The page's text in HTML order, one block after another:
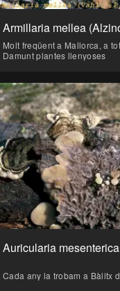
Damunt plantes llenyoses
Auricularia mesenterica